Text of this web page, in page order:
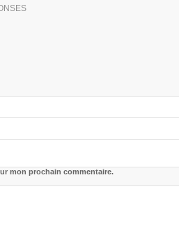
mon prochain commentaire.